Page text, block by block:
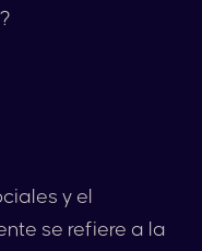
y el
se refiere a la